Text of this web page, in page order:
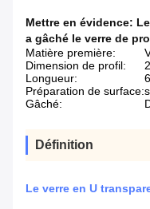
Mettre en évidence:
a gâché le verre de
Matière première:
Dimension de profil:
Longueur:
Préparation de surface:
Gâché:
Définition
Le verre en U